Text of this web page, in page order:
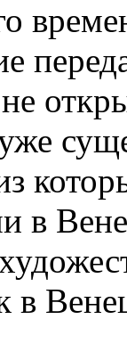
в
в